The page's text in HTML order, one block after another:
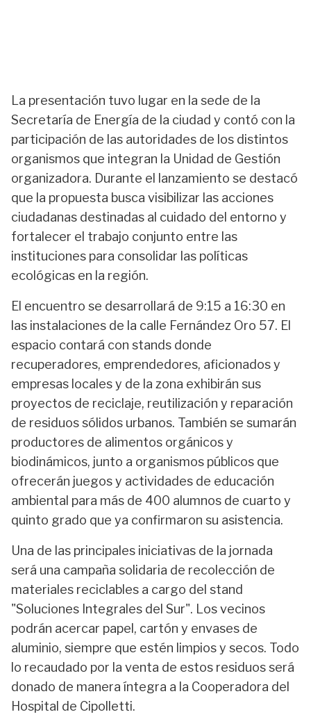
La presentación tuvo lugar en la sede de la
Secretaría de Energía de la ciudad y contó con la
participación de las autoridades de los distintos
organismos que integran la Unidad de Gestión
organizadora. Durante el lanzamiento se destacó
que la propuesta busca visibilizar las acciones
ciudadanas destinadas al cuidado del entorno y
fortalecer el trabajo conjunto entre las
instituciones para consolidar las políticas
ecológicas en la región.
El encuentro se desarrollará de 9:15 a 16:30 en
las instalaciones de la calle Fernández Oro 57. El
espacio contará con stands donde
recuperadores, emprendedores, aficionados y
empresas locales y de la zona exhibirán sus
proyectos de reciclaje, reutilización y reparación
de residuos sólidos urbanos. También se sumarán
productores de alimentos orgánicos y
biodinámicos, junto a organismos públicos que
ofrecerán juegos y actividades de educación
ambiental para más de 400 alumnos de cuarto y
quinto grado que ya confirmaron su asistencia.
Una de las principales iniciativas de la jornada
será una campaña solidaria de recolección de
materiales reciclables a cargo del stand
"Soluciones Integrales del Sur". Los vecinos
podrán acercar papel, cartón y envases de
aluminio, siempre que estén limpios y secos. Todo
lo recaudado por la venta de estos residuos será
donado de manera íntegra a la Cooperadora del
Hospital de Cipolletti.